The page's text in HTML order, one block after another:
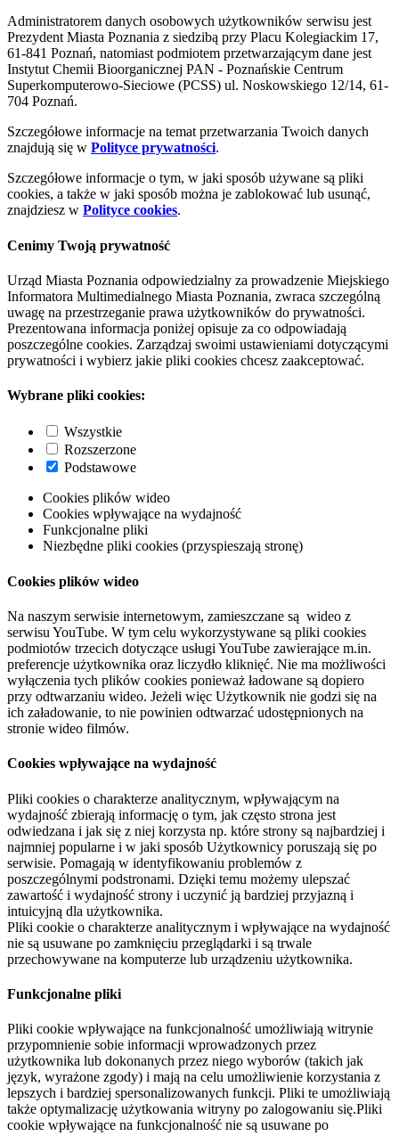
Administratorem danych osobowych użytkowników serwisu jest
Prezydent Miasta Poznania z siedzibą przy Placu Kolegiackim 17,
61-841 Poznań, natomiast podmiotem przetwarzającym dane jest
Instytut Chemii Bioorganicznej PAN - Poznańskie Centrum
Superkomputerowo-Sieciowe (PCSS) ul. Noskowskiego 12/14, 61-
704 Poznań.
Szczegółowe informacje na temat przetwarzania Twoich danych
znajdują się w Polityce prywatności.
Szczegółowe informacje o tym, w jaki sposób używane są pliki
cookies, a także w jaki sposób można je zablokować lub usunąć,
znajdziesz w Polityce cookies.
Cenimy Twoją prywatność
Urząd Miasta Poznania odpowiedzialny za prowadzenie Miejskiego
Informatora Multimedialnego Miasta Poznania, zwraca szczególną
uwagę na przestrzeganie prawa użytkowników do prywatności.
Prezentowana informacja poniżej opisuje za co odpowiadają
poszczególne cookies. Zarządzaj swoimi ustawieniami dotyczącymi
prywatności i wybierz jakie pliki cookies chcesz zaakceptować.
Wybrane pliki cookies:
Wszystkie
Rozszerzone
Podstawowe
Cookies plików wideo
Cookies wpływające na wydajność
Funkcjonalne pliki
Niezbędne pliki cookies (przyspieszają stronę)
Cookies plików wideo
Na naszym serwisie internetowym, zamieszczane są wideo z
serwisu YouTube. W tym celu wykorzystywane są pliki cookies
podmiotów trzecich dotyczące usługi YouTube zawierające m.in.
preferencje użytkownika oraz liczydło kliknięć. Nie ma możliwości
wyłączenia tych plików cookies ponieważ ładowane są dopiero
przy odtwarzaniu wideo. Jeżeli więc Użytkownik nie godzi się na
ich załadowanie, to nie powinien odtwarzać udostępnionych na
stronie wideo filmów.
Cookies wpływające na wydajność
Pliki cookies o charakterze analitycznym, wpływającym na
wydajność zbierają informację o tym, jak często strona jest
odwiedzana i jak się z niej korzysta np. które strony są najbardziej i
najmniej popularne i w jaki sposób Użytkownicy poruszają się po
serwisie. Pomagają w identyfikowaniu problemów z
poszczególnymi podstronami. Dzięki temu możemy ulepszać
zawartość i wydajność strony i uczynić ją bardziej przyjazną i
intuicyjną dla użytkownika.
Pliki cookie o charakterze analitycznym i wpływające na wydajność
nie są usuwane po zamknięciu przeglądarki i są trwale
przechowywane na komputerze lub urządzeniu użytkownika.
Funkcjonalne pliki
Pliki cookie wpływające na funkcjonalność umożliwiają witrynie
przypomnienie sobie informacji wprowadzonych przez
użytkownika lub dokonanych przez niego wyborów (takich jak
język, wyrażone zgody) i mają na celu umożliwienie korzystania z
lepszych i bardziej spersonalizowanych funkcji. Pliki te umożliwiają
także optymalizację użytkowania witryny po zalogowaniu się.Pliki
cookie wpływające na funkcjonalność nie są usuwane po